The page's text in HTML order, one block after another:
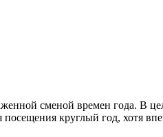
сменой времен года. В
круглый год, хотя